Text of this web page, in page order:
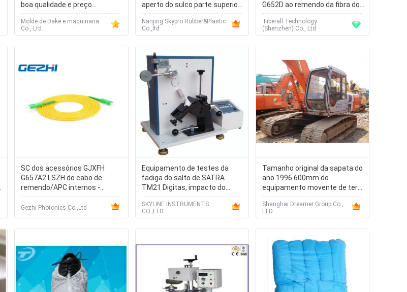
boa qualidade e preço
competitivo
Molde de Dake e maquinaria
Co., Ltd.
aperto do sulco parte superior
preta inodora tóxica
Nanjing Skypro Rubber&Plastic
Co.,ltd
G652D ao remendo da fibra do
único modo do SC cabografa o
polonês do UPC do PC
Fiberall Technology
(Shenzhen) Co., Ltd
SC dos acessórios GJXFH
G657A2 LSZH do cabo de
remendo/APC internos -
polonês do SC/APC
Gezhi Photonics Co.,Ltd
Equipamento de testes da
fadiga do salto de SATRA
TM21 Digitas, impacto do
salto/máquina testes da
sapata
SKYLINE INSTRUMENTS
CO.,LTD
Tamanho original da sapata do
ano 1996 600mm do
equipamento movente de terra
da pintura X200-3 Hitachi
Shanghai Dreamer Group Co.,
LTD